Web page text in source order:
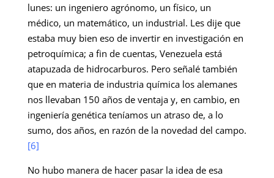
lunes: un ingeniero agrónomo, un físico, un
médico, un matemático, un industrial. Les dije que
estaba muy bien eso de invertir en investigación en
petroquímica; a fin de cuentas, Venezuela está
atapuzada de hidrocarburos. Pero señalé también
que en materia de industria química los alemanes
nos llevaban 150 años de ventaja y, en cambio, en
ingeniería genética teníamos un atraso de, a lo
sumo, dos años, en razón de la novedad del campo.
[6]
No hubo manera de hacer pasar la idea de esa